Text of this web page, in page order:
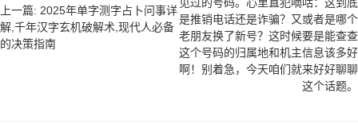
上一篇: 2025年单字测字占卜问事详
解,千年汉字玄机破解术,现代人必备
的决策指南
是推销电话还是诈骗？又或者是哪个
老朋友换了新号？这时候要是能查查
这个号码的归属地和机主信息该多好
啊！别着急，今天咱们就来好好聊聊
这个话题。